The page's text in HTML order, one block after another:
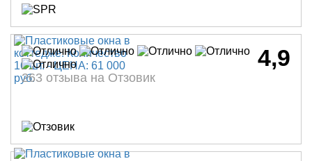
4,9
263 отзыва на Отзовик